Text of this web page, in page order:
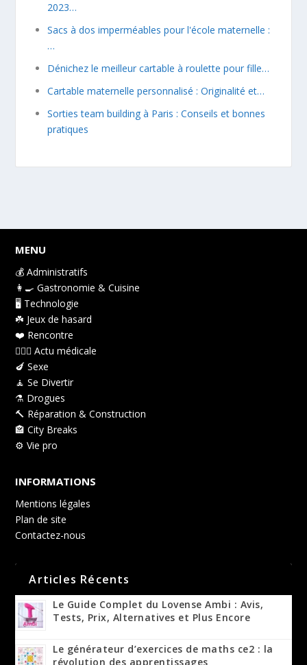
2023…
Sacs à dos imperméables pour l'école maternelle :
…
Dénichez le meilleur cartable à roulette pour fille…
Cartable maternelle personnalisé : Originalité et…
Sorties team building à Paris : Conseils et bonnes
pratiques
MENU
💰 Administratifs
👩‍🍳 Gastronomie & Cuisine
🖥️ Technologie
☘️ Jeux de hasard
❤️️ Rencontre
👩🏻‍⚕️ Actu médicale
🍆 Sexe
🧘 Se Divertir
⚗️ Drogues
🔨 Réparation & Construction
🏤 City Breaks
⚙️ Vie pro
INFORMATIONS
Mentions légales
Plan de site
Contactez-nous
Articles Récents
Le Guide Complet du Lovense Ambi : Avis,
Tests, Prix, Alternatives et Plus Encore
Le générateur d’exercices de maths ce2 : la
révolution des apprentissages